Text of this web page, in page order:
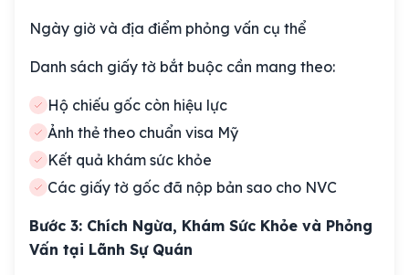
Ngày giờ và địa điểm phỏng vấn cụ thể
Danh sách giấy tờ bắt buộc cần mang theo:
Hộ chiếu gốc còn hiệu lực
Ảnh thẻ theo chuẩn visa Mỹ
Kết quả khám sức khỏe
Các giấy tờ gốc đã nộp bản sao cho NVC
Bước 3: Chích Ngừa, Khám Sức Khỏe và Phỏng
Vấn tại Lãnh Sự Quán